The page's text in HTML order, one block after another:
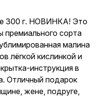
300 г. НОВИНКА! Это
премиального сорта
малина
лёгкой кислинкой и
инструкция в
Отличный подарок
жене, подруге,